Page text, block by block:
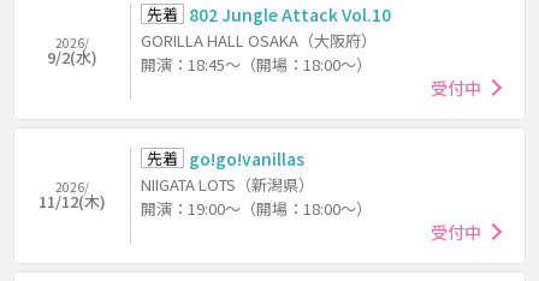
2026/
9/2(水)
先着 802 Jungle Attack Vol.10
GORILLA HALL OSAKA（大阪府）
開演：18:45～（開場：18:00～）
受付中
2026/
11/12(木)
先着 go!go!vanillas
NIIGATA LOTS（新潟県）
開演：19:00～（開場：18:00～）
受付中